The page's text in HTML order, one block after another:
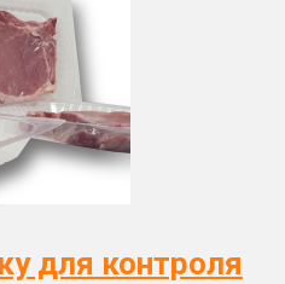
для контроля